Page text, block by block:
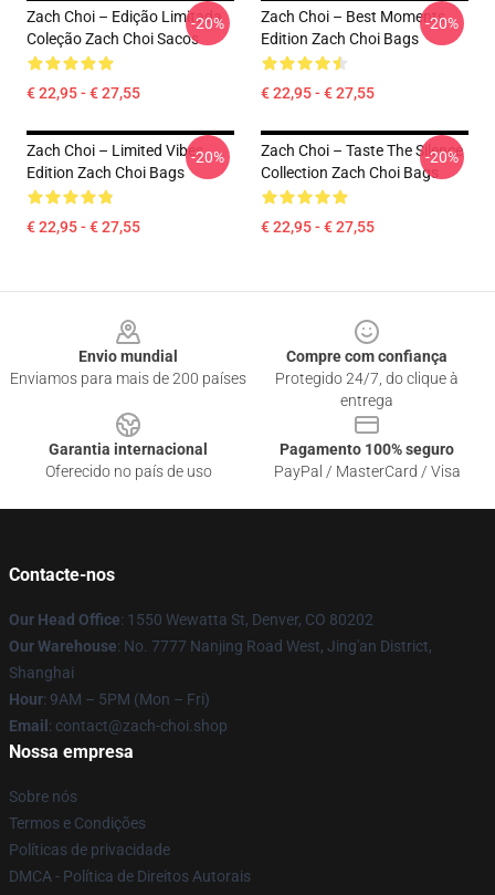
Zach Choi – Edição Limitada
Coleção Zach Choi Sacos
€ 22,95 - € 27,55
-20%
Zach Choi – Best Moments
Edition Zach Choi Bags
€ 22,95 - € 27,55
-20%
Zach Choi – Limited Vibes
Edition Zach Choi Bags
€ 22,95 - € 27,55
-20%
Zach Choi – Taste The Silence
Collection Zach Choi Bags
€ 22,95 - € 27,55
-20%
Envio mundial
Enviamos para mais de 200 países
Compre com confiança
Protegido 24/7, do clique à
entrega
Garantia internacional
Oferecido no país de uso
Pagamento 100% seguro
PayPal / MasterCard / Visa
Contacte-nos
Our Head Office: 1550 Wewatta St, Denver, CO 80202
Our Warehouse: No. 7777 Nanjing Road West, Jing'an District,
Shanghai
Hour: 9AM – 5PM (Mon – Fri)
Email : contact@zach-choi.shop
Nossa empresa
Sobre nós
Termos e Condições
Políticas de privacidade
DMCA - Política de Direitos Autorais